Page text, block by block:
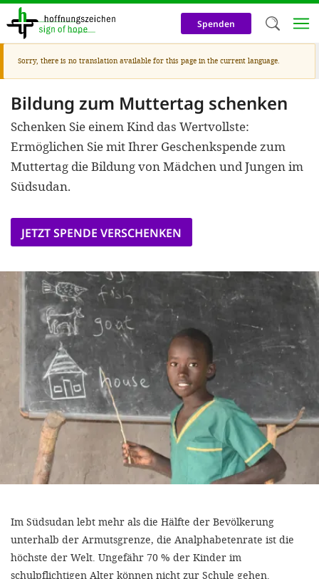
Skip
content
Spenden
Warning
message
Sorry, there is no translation available for this page in the current language.
Bildung zum Muttertag schenken
Schenken Sie einem Kind das Wertvollste:
Ermöglichen Sie mit Ihrer Geschenkspende zum
Muttertag die Bildung von Mädchen und Jungen im
Südsudan.
JETZT SPENDE VERSCHENKEN
Im Südsudan lebt mehr als die Hälfte der Bevölkerung
unterhalb der Armutsgrenze, die Analphabetenrate ist die
höchste der Welt. Ungefähr 70 % der Kinder im
schulpflichtigen Alter können nicht zur Schule gehen.
We use
us to
efficient,
the best
gain
for our
accept
cookies
optional
settings